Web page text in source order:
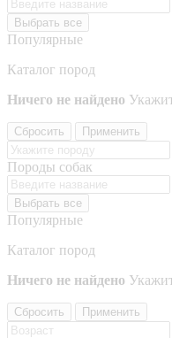
Выбрать все
Популярные
Каталог пород
Ничего не найдено
Сбросить Применить
Породы собак
Выбрать все
Популярные
Каталог пород
Ничего не найдено
Сбросить Применить